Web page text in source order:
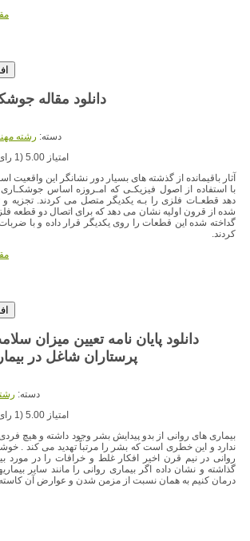
دانلود مقاله
دسته: رشته
امتیاز 5.00 (1 رای)
آثار باقیمانده از گذشته های بسیار دور نشانگر این واقعیت
با استفاده از اصول فیزیکـی که امـروزه اساس
دهد قطعـات فلزی را بـه یکدیگر متصل می کردند. تجزیه
شده از قرون اولیه نشان می دهد که برای اتصال دو قطعه
گداخته شده این قطعات را روی یکدیگر قرار داده و با
کردند.
دانلود پایان نامه تعیین میزان
دسته:
امتیاز 5.00 (1 رای)
بیماری های روانی از بدو پیدایش بشر وجود داشته و هیچ
ندارد و این خطری است که بشر را مرتباً تهدید می کند .
روانی در نیم قرن اخیر افکار غلط و خرافات را در مورد
گذاشته و نشان داده اگر بیماری روانی را مانند سایر
درمان کنیم به همان نسبت از مزمن شدن و عوارض آن کاسته